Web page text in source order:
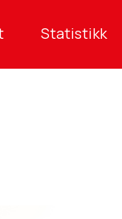
Statistikk